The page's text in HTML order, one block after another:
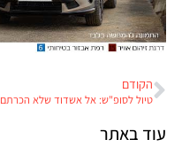
הקודם
טיול לסופ"ש: אל אשדוד שלא הכרתם
עוד באתר